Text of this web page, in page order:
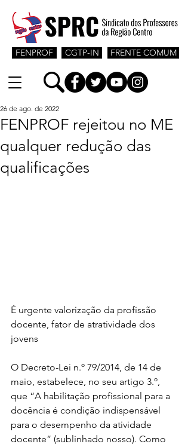
CGTP-IN
FENPROF FRENTE COMUM
FENPROF rejeitou no ME
qualquer redução das
qualificações
26 de ago. de 2022
É urgente valorização da profissão
docente, fator de atratividade dos
jovens
O Decreto-Lei n.º 79/2014, de 14 de
maio, estabelece, no seu artigo 3.º,
que “A habilitação profissional para a
docência é condição indispensável
para o desempenho da atividade
docente” (sublinhado nosso). Como